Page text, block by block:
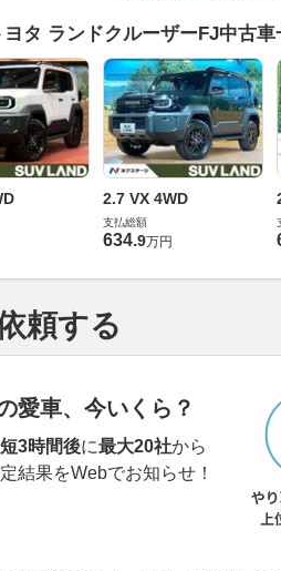
タ ランドクルーザーFJ中古車
2.7 VX 4WD
支払総額
634.9万円
頼する
愛車、今いくら？
3時間後に最大20社から
結果をWebでお知らせ！